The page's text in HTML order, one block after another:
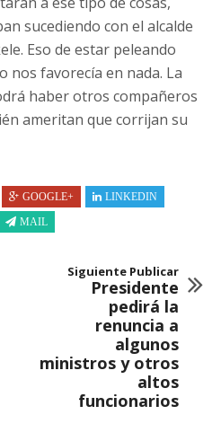
sucediendo con el alcalde
Eso de estar peleando
nos favorecía en nada. La
haber otros compañeros
ameritan que corrijan su
GOOGLE+
LINKEDIN
MAIL
Siguiente Publicar
Presidente
pedirá la
renuncia a
algunos
ministros y otros
altos
funcionarios